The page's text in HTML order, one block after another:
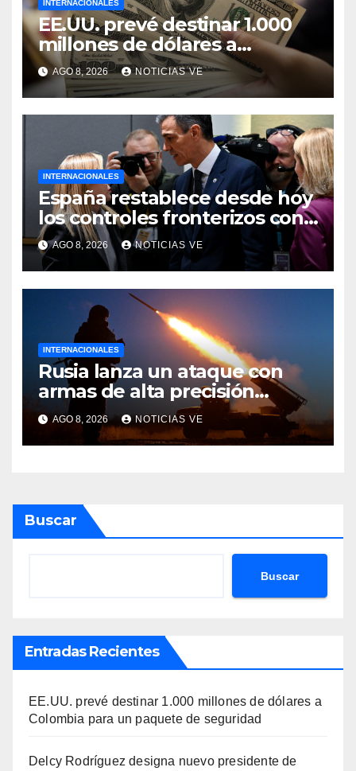
INTERNACIONALES
EE.UU. prevé destinar 1.000
millones de dólares a
Colombia para un paquete de
seguridad
AGO 8, 2026 NOTICIAS VE
INTERNACIONALES
España restablece desde hoy
los controles fronterizos con
Italia tras el rechazo de Roma
a retirar las restricciones
AGO 8, 2026 NOTICIAS VE
INTERNACIONALES
Rusia lanza un ataque con
armas de alta precisión
contra la industria militar en
Kiev
AGO 8, 2026 NOTICIAS VE
Buscar
Buscar
Entradas Recientes
EE.UU. prevé destinar 1.000 millones de dólares a
Colombia para un paquete de seguridad
Delcy Rodríguez designa nuevo presidente de